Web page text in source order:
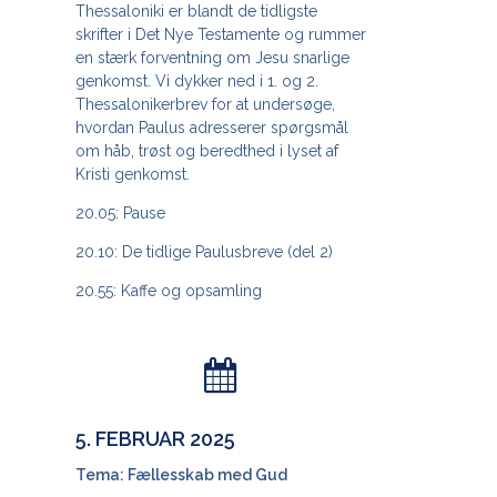
Thessaloniki er blandt de tidligste
skrifter i Det Nye Testamente og rummer
en stærk forventning om Jesu snarlige
genkomst. Vi dykker ned i 1. og 2.
Thessalonikerbrev for at undersøge,
hvordan Paulus adresserer spørgsmål
om håb, trøst og beredthed i lyset af
Kristi genkomst.
20.05: Pause
20.10: De tidlige Paulusbreve (del 2)
20.55: Kaffe og opsamling
5. FEBRUAR 2025
Tema: Fællesskab med Gud